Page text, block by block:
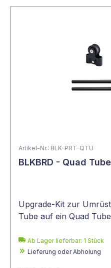
Artikel-Nr.: BLK-PRT-QTU
BLKBRD - Quad
Upgrade-Kit zur
Tube auf ein Quad
Ab Lager lieferbar: 1 Stück
Lieferung oder Abholung